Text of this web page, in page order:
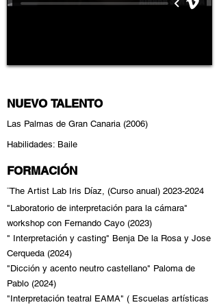
NUEVO TALENTO
Las Palmas de Gran Canaria (2006)
Habilidades: Baile
FORMACIÓN
¨The Artist Lab Iris Díaz, (Curso anual) 2023-2024
"Laboratorio de interpretación para la cámara"
workshop con Fernando Cayo (2023)
" Interpretación y casting" Benja De la Rosa y Jose
Cerqueda (2024)
"Dicción y acento neutro castellano" Paloma de
Pablo (2024)
"Interpretación teatral EAMA" ( Escuelas artísticas